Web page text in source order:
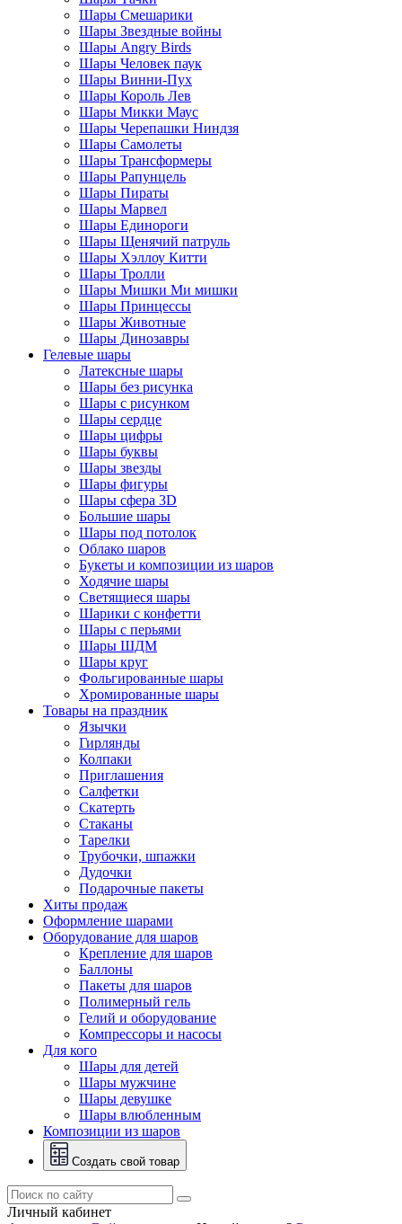
Шары Смешарики
Шары Звездные войны
Шары Angry Birds
Шары Человек паук
Шары Винни-Пух
Шары Король Лев
Шары Микки Маус
Шары Черепашки Ниндзя
Шары Самолеты
Шары Трансформеры
Шары Рапунцель
Шары Пираты
Шары Марвел
Шары Единороги
Шары Щенячий патруль
Шары Хэллоу Китти
Шары Тролли
Шары Мишки Ми мишки
Шары Принцессы
Шары Животные
Шары Динозавры
Гелевые шары
Латексные шары
Шары без рисунка
Шары с рисунком
Шары сердце
Шары цифры
Шары буквы
Шары звезды
Шары фигуры
Шары сфера 3D
Большие шары
Шары под потолок
Облако шаров
Букеты и композиции из шаров
Ходячие шары
Светящиеся шары
Шарики с конфетти
Шары с перьями
Шары ШДМ
Шары круг
Фольгированные шары
Хромированные шары
Товары на праздник
Язычки
Гирлянды
Колпаки
Приглашения
Салфетки
Скатерть
Стаканы
Тарелки
Трубочки, шпажки
Дудочки
Подарочные пакеты
Хиты продаж
Оформление шарами
Оборудование для шаров
Крепление для шаров
Баллоны
Пакеты для шаров
Полимерный гель
Гелий и оборудование
Компрессоры и насосы
Для кого
Шары для детей
Шары мужчине
Шары девушке
Шары влюбленным
Композиции из шаров
Создать свой товар
Личный кабинет